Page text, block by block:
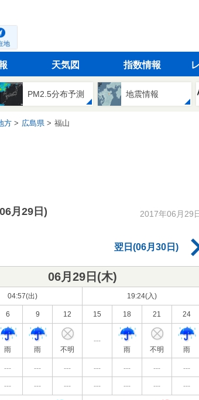
地
天気図 指数情報
PM2.5分布予測 地震情報
方 広島県 福山
月29日) 2017年06月29
翌日(06月30日)
06月29日(木)
04:57(出) 19:24(入)
6 9 12 15 18 21 24
雨 雨 不明
---
雨
不明 雨
--- --- --- --- --- --- ---
--- --- --- --- --- --- ---